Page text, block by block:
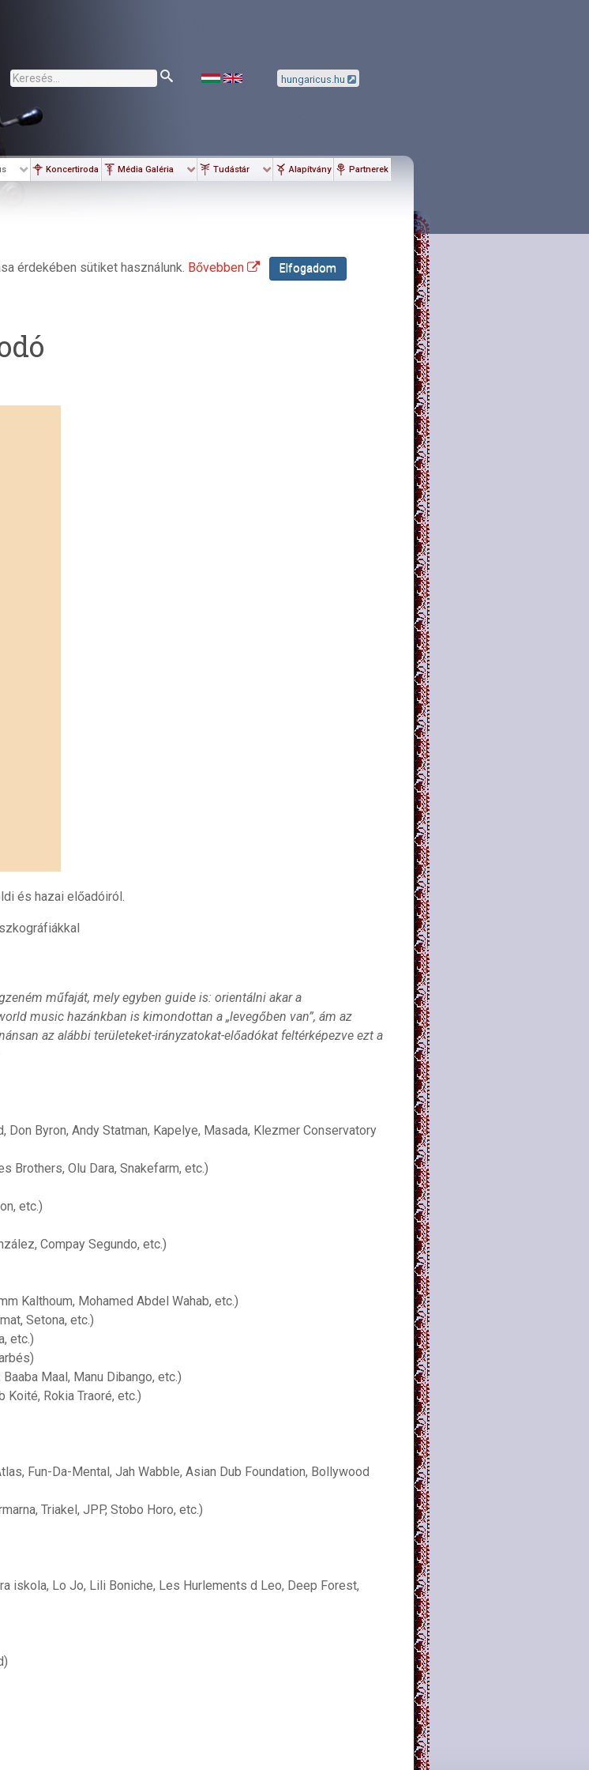
Keresés... hungaricus.hu
Koncertiroda Média Galéria Tudástár Alapítvány Partnerek
érdekében sütiket használunk. Bővebben Elfogadom
és hazai előadóiról.
műfaját, mely egyben guide is: orientálni akar a
music hazánkban is kimondottan a „levegőben van”, ám az
az alábbi területeket-irányzatokat-előadókat feltérképezve ezt a
Byron, Andy Statman, Kapelye, Masada, Klezmer Conservatory
Brothers, Olu Dara, Snakefarm, etc.)
etc.)
Compay Segundo, etc.)
Kalthoum, Mohamed Abdel Wahab, etc.)
Setona, etc.)
etc.)
Maal, Manu Dibango, etc.)
Koité, Rokia Traoré, etc.)
Fun-Da-Mental, Jah Wabble, Asian Dub Foundation, Bollywood
Triakel, JPP, Stobo Horo, etc.)
iskola, Lo Jo, Lili Boniche, Les Hurlements d Leo, Deep Forest,